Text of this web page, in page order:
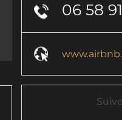
06 58 91